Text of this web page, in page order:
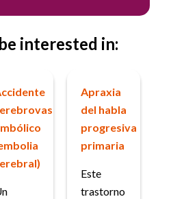
interested in:
Apraxia
del habla
progresiva
primaria
Este
trastorno